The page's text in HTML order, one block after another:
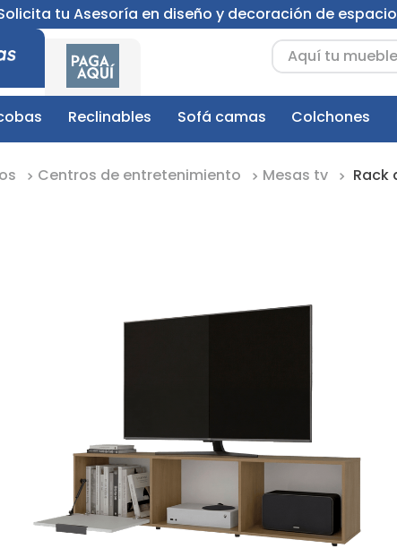
tu Asesoría en diseño y decoración de
Aquí tu mueble
Reclinables Sofá camas Colchones
Centros de entretenimiento Mesas tv Rack